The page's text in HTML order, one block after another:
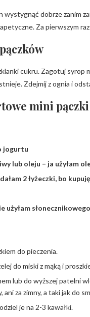
dobrze zanim
Za pierwszym
cukru. Zagotuj syrop
Zdejmij z ognia i
mini pączki
jogurtu
lub oleju – ja użyłam
2 łyżeczki, bo
użyłam słonecznikowego
do pieczenia.
do miski z mąką i
lub do wyższej patelni
za zimny, a taki jak do
je na 2-3 kawałki.